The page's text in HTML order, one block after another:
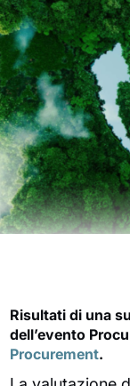
Risultati di una
dell’evento
Procurement.